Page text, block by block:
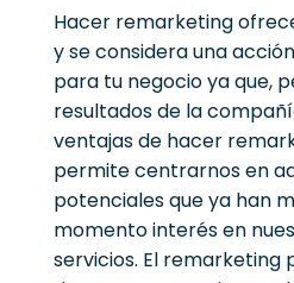
Hacer remarketing
y se considera una
para tu negocio ya que,
resultados de la
ventajas de hacer
permite centrarnos en
potenciales que ya han
momento interés en
servicios. El remarketing